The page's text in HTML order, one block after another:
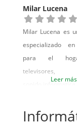
informática,
bazar donde
necesites o lo
porque si no lo
compramos.
artículos de jardín,
Milar Lucena
Milar Lucena es
especializado
para el
televisores,
Leer